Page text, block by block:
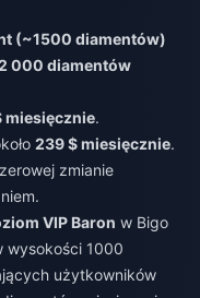
(~1500 diamentów)
000 diamentów
miesięcznie.
239 $ miesięcznie.
zmianie
VIP Baron w Bigo
wysokości 1000
użytkowników